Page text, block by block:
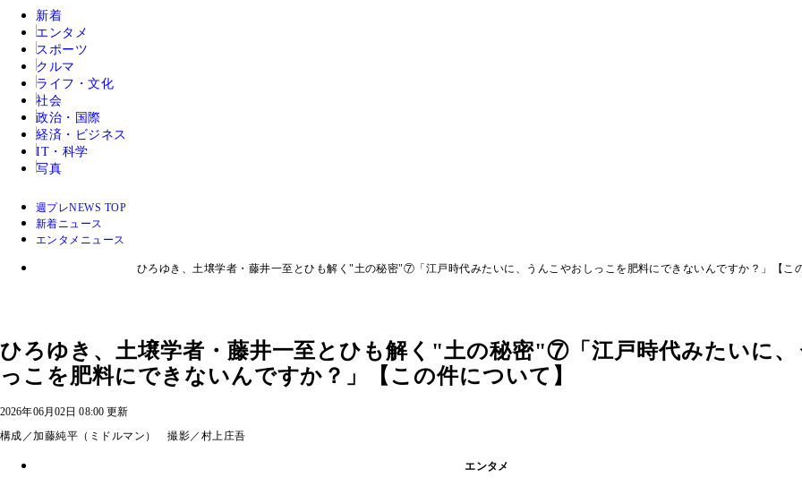
新着
エンタメ
スポーツ
クルマ
ライフ・文化
社会
政治・国際
経済・ビジネス
IT・科学
写真
週プレNEWS TOP
新着ニュース
エンタメニュース
ひろゆき、土壌学者・藤井一至とひも解く"土の秘密"⑦「江戸時代みたいに、うんこやおしっこを肥料にできないんですか？」【こ
ひろゆき、土壌学者・藤井一至とひも解く"土の秘密"⑦「江戸時代みたいに、
っこを肥料にできないんですか？」【この件について】
2026年06月02日 08:00 更新
構成／加藤純平（ミドルマン） 撮影／村上庄吾
エンタメ